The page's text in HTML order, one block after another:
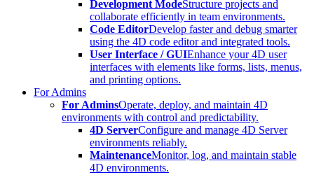
Development ModeStructure projects and
collaborate efficiently in team environments.
Code EditorDevelop faster and debug smarter
using the 4D code editor and integrated tools.
User Interface / GUIEnhance your 4D user
interfaces with elements like forms, lists, menus,
and printing options.
For Admins
For AdminsOperate, deploy, and maintain 4D
environments with control and predictability.
4D ServerConfigure and manage 4D Server
environments reliably.
MaintenanceMonitor, log, and maintain stable
4D environments.